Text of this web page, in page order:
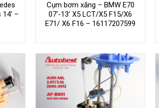
–
Cụm bơm xăng – BMW E70
07′-13′ X5 LCT/X5 F15/X6
E71/ X6 F16 – 16117207599